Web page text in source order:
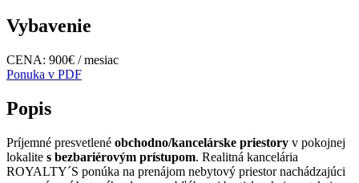
Vybavenie
CENA: 900€ / mesiac
Ponuka v PDF
Popis
Príjemné presvetlené obchodno/kancelárske priestory v pokojnej
lokalite s bezbariérovým prístupom. Realitná kancelária
ROYALTY´S ponúka na prenájom nebytový priestor nachádzajúci